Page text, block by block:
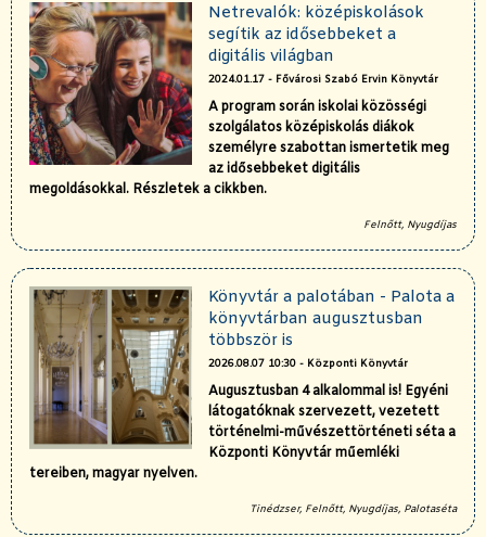
Netrevalók: középiskolások
segítik az idősebbeket a
digitális világban
2024.01.17 - Fővárosi Szabó Ervin Könyvtár
A program során iskolai közösségi
szolgálatos középiskolás diákok
személyre szabottan ismertetik meg
az idősebbeket digitális
megoldásokkal. Részletek a cikkben.
Felnőtt, Nyugdíjas
Könyvtár a palotában - Palota a
könyvtárban augusztusban
többször is
2026.08.07 10:30 - Központi Könyvtár
Augusztusban 4 alkalommal is! Egyéni
látogatóknak szervezett, vezetett
történelmi-művészettörténeti séta a
Központi Könyvtár műemléki
tereiben, magyar nyelven.
Tinédzser, Felnőtt, Nyugdíjas, Palotaséta